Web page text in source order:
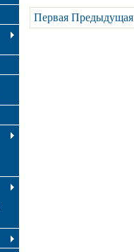
Первая Предыдущая